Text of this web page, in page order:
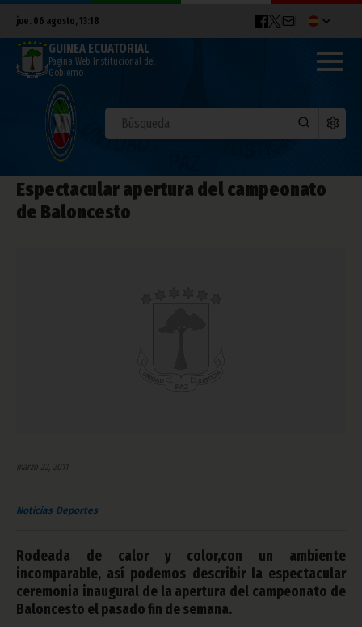
jue. 06 agosto, 13:18
GUINEA ECUATORIAL
Página Web Institucional del
Gobierno
Espectacular apertura del campeonato
de Baloncesto
marzo 22, 2011
Noticias Deportes
Rodeada de calor y color,con un ambiente
incomparable, así podemos describir la espectacular
ceremonia inaugural de la apertura del campeonato de
Baloncesto el pasado fin de semana.